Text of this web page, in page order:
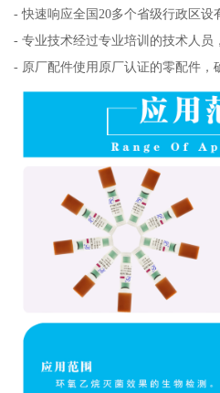
- 快速响应全国20多个省级行政区设
- 专业技术经过专业培训的技术人员
- 原厂配件使用原厂认证的零配件，